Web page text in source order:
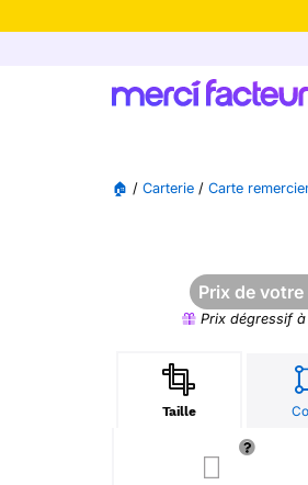
🏠 / Carterie / Carte
Prix de votre
Prix dégressif
Taille